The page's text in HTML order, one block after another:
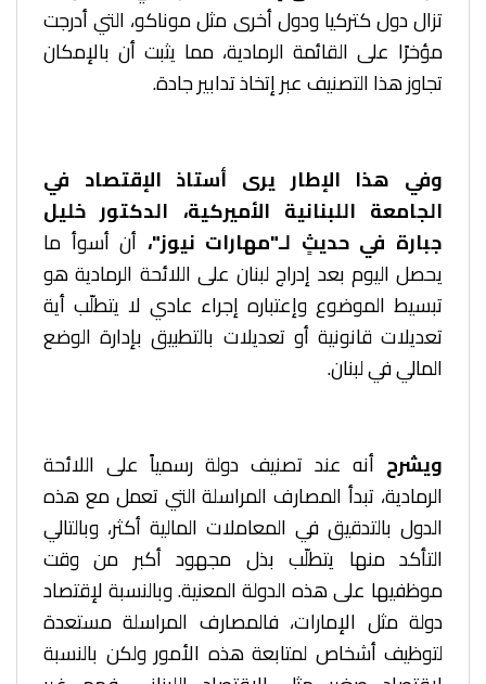
تزال دول كتركيا ودول أخرى مثل موناكو، التي أدرجت
مؤخرًا على القائمة الرمادية، مما يثبت أن بالإمكان
تجاوز هذا التصنيف عبر إتخاذ تدابير جادة.
وفي هذا الإطار يرى أستاذ الإقتصاد في
الجامعة اللبنانية الأميركية، الدكتور خليل
جبارة في حديثٍ لـ"مهارات نيوز"، أن أسوأ ما
يحصل اليوم بعد إدراج لبنان على اللائحة الرمادية هو
تبسيط الموضوع وإعتباره إجراء عادي لا يتطلّب أية
تعديلات قانونية أو تعديلات بالتطبيق بإدارة الوضع
المالي في لبنان.
ويشرح أنه عند تصنيف دولة رسمياً على اللائحة
الرمادية، تبدأ المصارف المراسلة التي تعمل مع هذه
الدول بالتدقيق في المعاملات المالية أكثر، وبالتالي
التأكد منها يتطلّب بذل مجهود أكبر من وقت
موظفيها على هذه الدولة المعنية. وبالنسبة لإقتصاد
دولة مثل الإمارات، فالمصارف المراسلة مستعدة
لتوظيف أشخاص لمتابعة هذه الأمور ولكن بالنسبة